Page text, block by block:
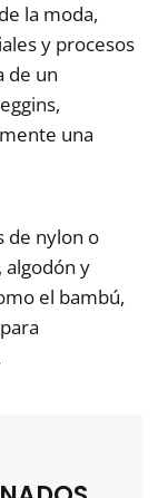
la moda,
y procesos
de un
una
de nylon o
algodón y
el bambú,